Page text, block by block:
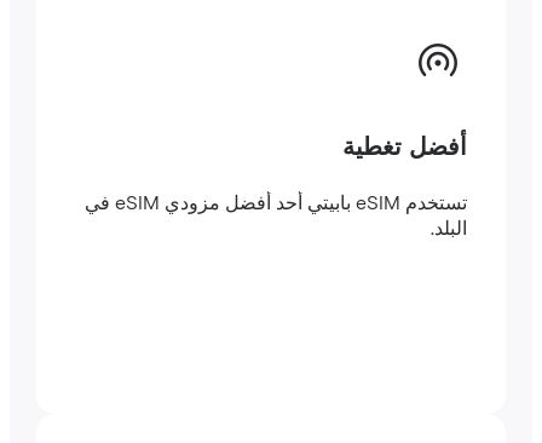
أفضل تغطية
تستخدم eSIM بابيتي أحد أفضل مزودي eSIM في